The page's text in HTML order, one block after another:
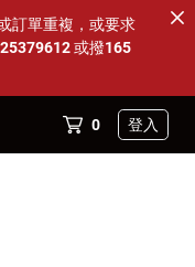
訂單重複，或要求
或撥165
0 登入